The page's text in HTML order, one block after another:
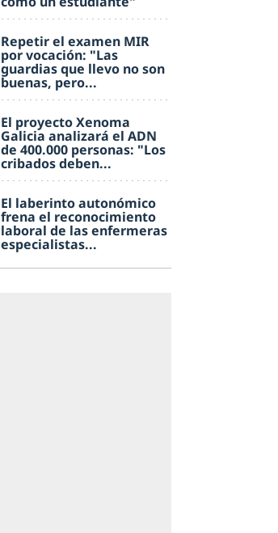
Repetir el examen MIR
por vocación: "Las
guardias que llevo no son
buenas, pero...
El proyecto Xenoma
Galicia analizará el ADN
de 400.000 personas: "Los
cribados deben...
El laberinto autonómico
frena el reconocimiento
laboral de las enfermeras
especialistas...